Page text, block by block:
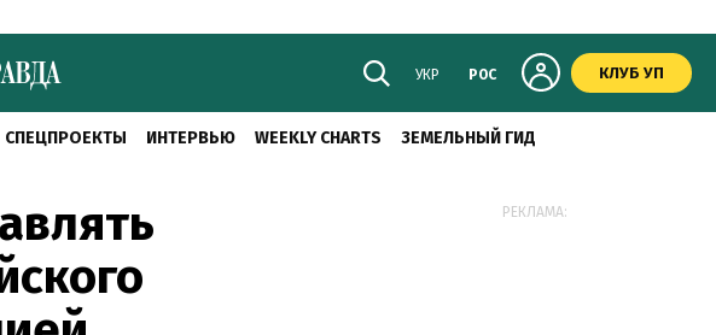
УКР РОС КЛУБ УП
СПЕЦПРОЕКТЫ ИНТЕРВЬЮ WEEKLY CHARTS ЗЕМЕЛЬНЫЙ ГИД
РЕКЛАМА: